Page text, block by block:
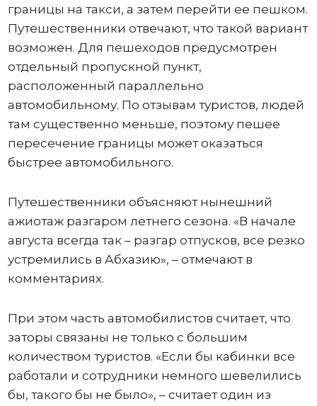
границы на такси, а затем перейти ее пешком.
Путешественники отвечают, что такой вариант
возможен. Для пешеходов предусмотрен
отдельный пропускной пункт,
расположенный параллельно
автомобильному. По отзывам туристов, людей
там существенно меньше, поэтому пешее
пересечение границы может оказаться
быстрее автомобильного.
Путешественники объясняют нынешний
ажиотаж разгаром летнего сезона. «В начале
августа всегда так – разгар отпусков, все резко
устремились в Абхазию», – отмечают в
комментариях.
При этом часть автомобилистов считает, что
заторы связаны не только с большим
количеством туристов. «Если бы кабинки все
работали и сотрудники немного шевелились
бы, такого бы не было», – считает один из